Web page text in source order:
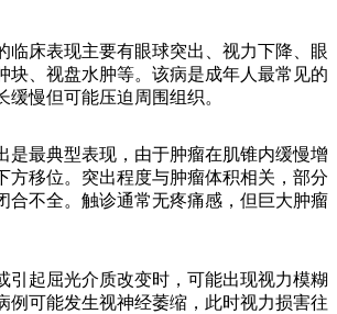
临床表现主要有眼球突出、视力下降、眼
块、视盘水肿等。该病是成年人最常见的
缓慢但可能压迫周围组织。
是最典型表现，由于肿瘤在肌锥内缓慢增
方移位。突出程度与肿瘤体积相关，部分
合不全。触诊通常无疼痛感，但巨大肿瘤
引起屈光介质改变时，可能出现视力模糊
例可能发生视神经萎缩，此时视力损害往